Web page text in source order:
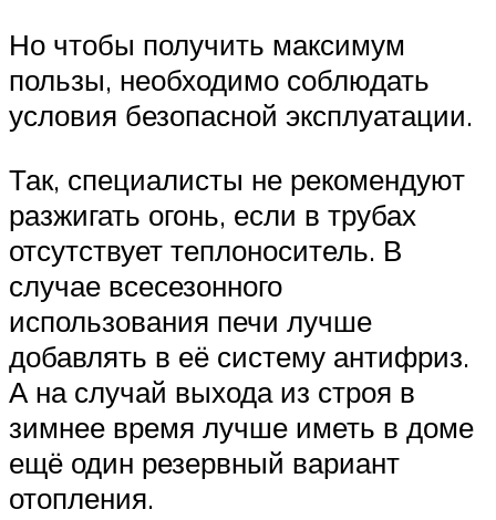
Но чтобы получить максимум
пользы, необходимо соблюдать
условия безопасной эксплуатации.
Так, специалисты не рекомендуют
разжигать огонь, если в трубах
отсутствует теплоноситель. В
случае всесезонного
использования печи лучше
добавлять в её систему антифриз.
А на случай выхода из строя в
зимнее время лучше иметь в доме
ещё один резервный вариант
отопления.